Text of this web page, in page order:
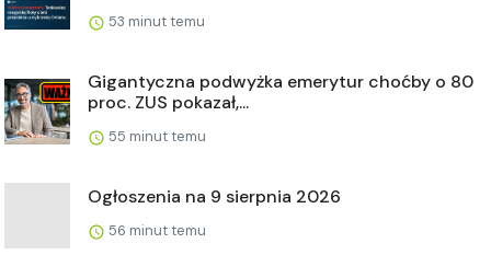
53 minut temu
Gigantyczna podwyżka emerytur choćby o 80
proc. ZUS pokazał,...
55 minut temu
Ogłoszenia na 9 sierpnia 2026
56 minut temu